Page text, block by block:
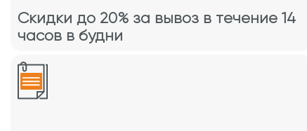
Скидки до 20% за вывоз в течение 14
часов в будни